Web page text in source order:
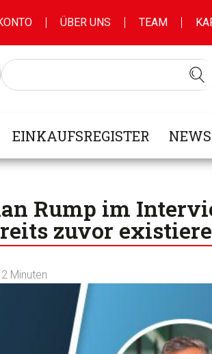
ÜBER UNS TEAM
EINKAUFSREGISTER
Rump im
zuvor
2 Minuten